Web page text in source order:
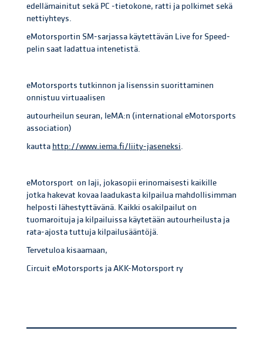
edellämainitut sekä PC -tietokone, ratti ja polkimet sekä
nettiyhteys.
eMotorsportin SM-sarjassa käytettävän Live for Speed-
pelin saat ladattua intenetistä.
eMotorsports tutkinnon ja lisenssin suorittaminen
onnistuu virtuaalisen
autourheilun seuran, IeMA:n (international eMotorsports
association)
kautta http://www.iema.fi/liity-jaseneksi.
eMotorsport on laji, jokasopii erinomaisesti kaikille
jotka hakevat kovaa laadukasta kilpailua mahdollisimman
helposti lähestyttävänä. Kaikki osakilpailut on
tuomaroituja ja kilpailuissa käytetään autourheilusta ja
rata-ajosta tuttuja kilpailusääntöjä.
Tervetuloa kisaamaan,
Circuit eMotorsports ja AKK-Motorsport ry